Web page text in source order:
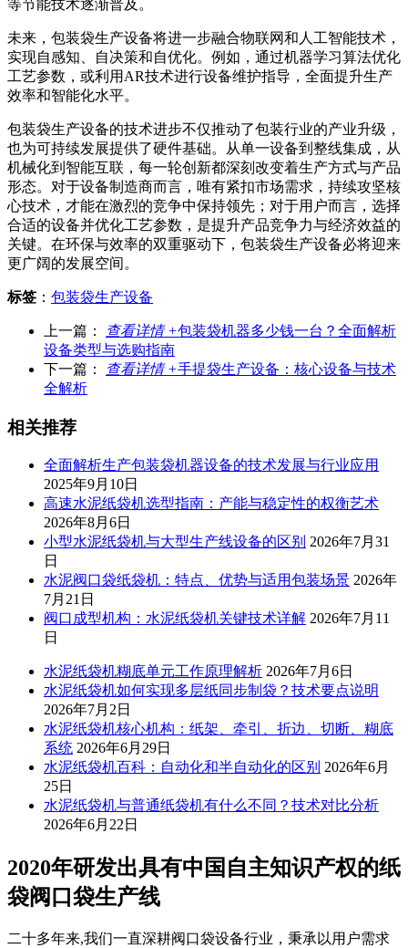
等节能技术逐渐普及。
未来，包装袋生产设备将进一步融合物联网和人工智能技术，
实现自感知、自决策和自优化。例如，通过机器学习算法优化
工艺参数，或利用AR技术进行设备维护指导，全面提升生产
效率和智能化水平。
包装袋生产设备的技术进步不仅推动了包装行业的产业升级，
也为可持续发展提供了硬件基础。从单一设备到整线集成，从
机械化到智能互联，每一轮创新都深刻改变着生产方式与产品
形态。对于设备制造商而言，唯有紧扣市场需求，持续攻坚核
心技术，才能在激烈的竞争中保持领先；对于用户而言，选择
合适的设备并优化工艺参数，是提升产品竞争力与经济效益的
关键。在环保与效率的双重驱动下，包装袋生产设备必将迎来
更广阔的发展空间。
标签 ： 包装袋生产设备
上一篇： 查看详情 +包装袋机器多少钱一台？全面解析
设备类型与选购指南
下一篇：
查看详情 +手提袋生产设备：核心设备与技术
全解析
相关推荐
全面解析生产包装袋机器设备的技术发展与行业应用
2025年9月10日
高速水泥纸袋机选型指南：产能与稳定性的权衡艺术
2026年8月6日
小型水泥纸袋机与大型生产线设备的区别 2026年7月31
日
水泥阀口袋纸袋机：特点、优势与适用包装场景 2026年
7月21日
阀口成型机构：水泥纸袋机关键技术详解 2026年7月11
日
水泥纸袋机糊底单元工作原理解析 2026年7月6日
水泥纸袋机如何实现多层纸同步制袋？技术要点说明
2026年7月2日
水泥纸袋机核心机构：纸架、牵引、折边、切断、糊底
系统 2026年6月29日
水泥纸袋机百科：自动化和半自动化的区别 2026年6月
25日
水泥纸袋机与普通纸袋机有什么不同？技术对比分析
2026年6月22日
2020年研发出具有中国自主知识产权的纸
袋阀口袋生产线
二十多年来,我们一直深耕阀口袋设备行业，秉承以用户需求